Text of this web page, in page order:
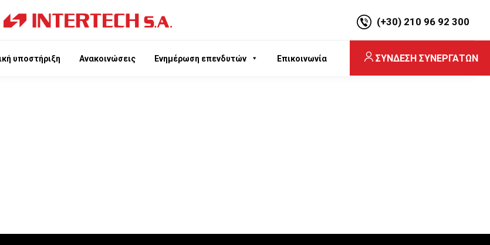
(+30) 210 96 92 300
υποστήριξη Ανακοινώσεις Ενημέρωση επενδυτών Επικοινωνία ΣΥΝΔΕΣΗ ΣΥΝΕΡΓΑΤΩΝ